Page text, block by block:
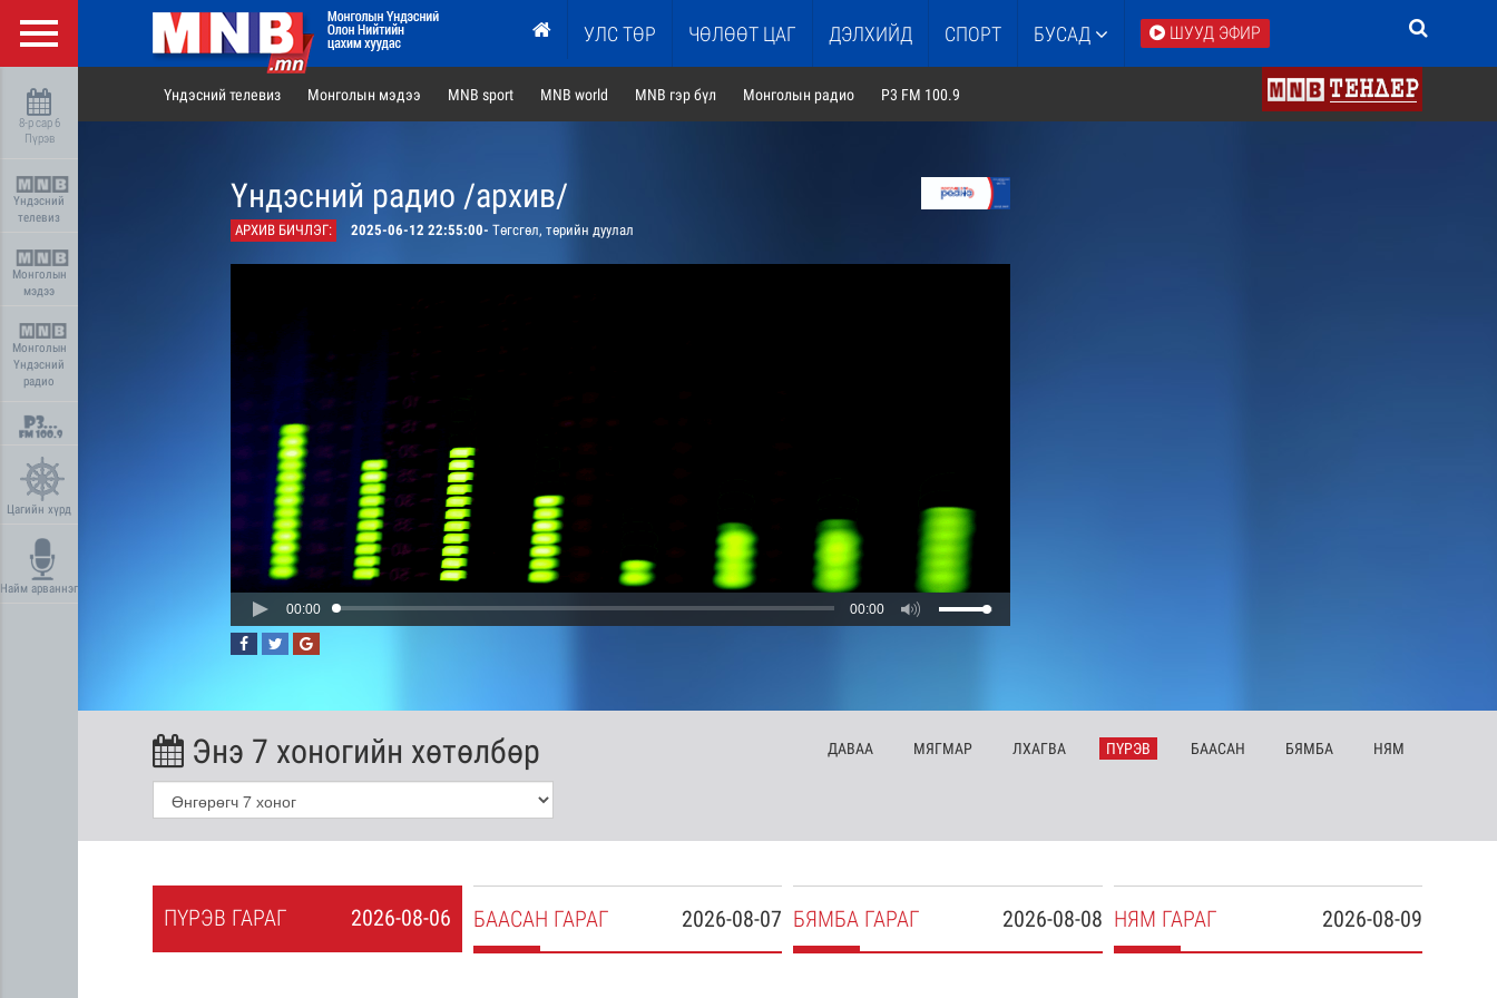
УЛС ТӨР ЧӨЛӨӨТ ЦАГ ДЭЛХИЙД СПОРТ БУСАД ШУУД ЭФИР
8-р сар 6
Пүрэв
Үндэсний
телевиз
Монголын
мэдээ
Монголын
Үндэсний
радио
Цагийн хүрд
Найм арваннэг
Үндэсний телевиз Монголын мэдээ MNB sport MNB world MNB гэр бүл Монголын радио P3 FM 100.9
Үндэсний радио /архив/
АРХИВ БИЧЛЭГ: 2025-06-12 22:55:00- Төгсгөл, төрийн дуулал
00:00 00:00
Энэ 7 хоногийн хөтөлбөр ДАВАА МЯГМАР ЛХАГВА ПҮРЭВ БААСАН БЯМБА НЯМ
2026-08-06
ПҮРЭВ ГАРАГ 2026-08-07
БААСАН ГАРАГ 2026-08-08
БЯМБА ГАРАГ 2026-08-09
НЯМ ГАРАГ